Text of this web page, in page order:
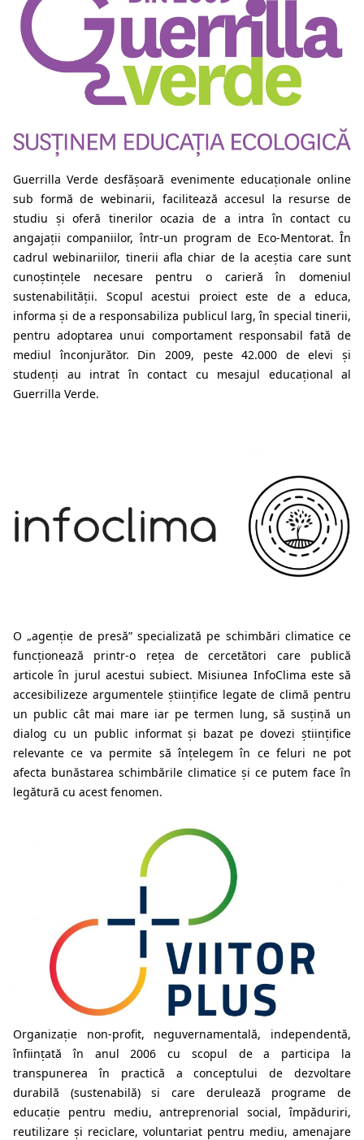
Guerrilla Verdedesfășoară evenimente educaționale online
sub formă de webinarii, facilitează accesul la resurse de
studiu şi oferă tinerilor ocazia de a intra în contact cu
angajații companiilor, într-un program de Eco-Mentorat. În
cadrul webinariilor, tinerii afla chiar de la aceștia care sunt
cunoștințele necesare pentru o carieră în domeniul
sustenabilității. Scopul acestui proiect este de a educa,
informa și de a responsabiliza publicul larg, în special tinerii,
pentru adoptarea unui comportament responsabil fată de
mediul înconjurător. Din 2009, peste 42.000 de elevi şi
studenți au intrat în contact cu mesajul educațional al
Guerrilla Verde.
O „agenție de presă” specializată pe schimbări climatice ce
funcționează printr-o rețea de cercetători care publică
articole în jurul acestui subiect. Misiunea InfoClima este să
accesibilizeze argumentele științifice legate de climă pentru
un public cât mai mare iar pe termen lung, să susțină un
dialog cu un public informat și bazat pe dovezi științifice
relevante ce va permite să înțelegem în ce feluri ne pot
afecta bunăstarea schimbările climatice și ce putem face în
legătură cu acest fenomen.
Organizație non-profit, neguvernamentală, independentă,
înființată în anul 2006 cu scopul de a participa la
transpunerea în practică a conceptului de dezvoltare
durabilă (sustenabilă) si care derulează programe de
educație pentru mediu, antreprenorial social, împăduriri,
reutilizare și reciclare, voluntariat pentru mediu, amenajare